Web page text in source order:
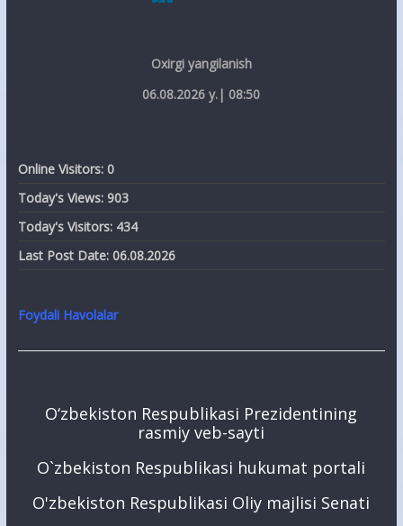
Oxirgi yangilanish
06.08.2026 y.| 08:50
Online Visitors: 0
Today's Views: 903
Today's Visitors: 434
Last Post Date: 06.08.2026
Foydali Havolalar
O‘zbekiston Respublikasi Prezidentining
rasmiy veb-sayti
O`zbekiston Respublikasi hukumat portali
O'zbekiston Respublikasi Oliy majlisi Senati